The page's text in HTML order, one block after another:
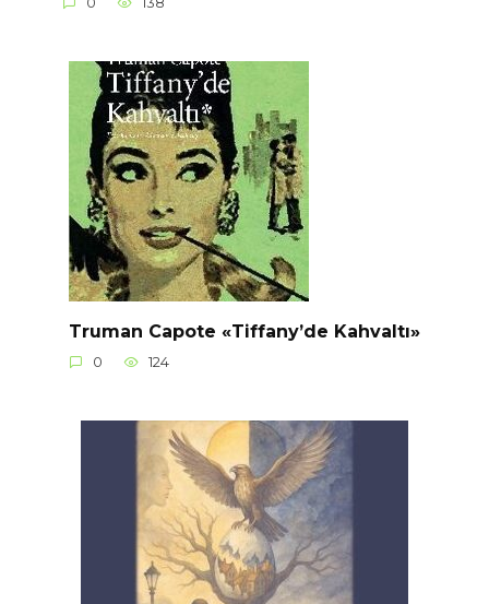
Truman Capote «Tiffany’de Kahvaltı»
0 124